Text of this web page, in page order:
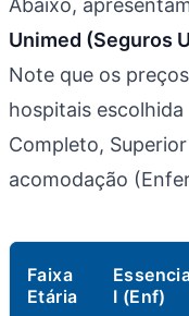
Abaixo,
Unimed (Seguros
Note que os
hospitais
Completo,
acomodação
Faixa
Etária
I (Enf)